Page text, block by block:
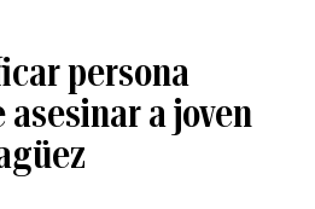
persona
asesinar a joven